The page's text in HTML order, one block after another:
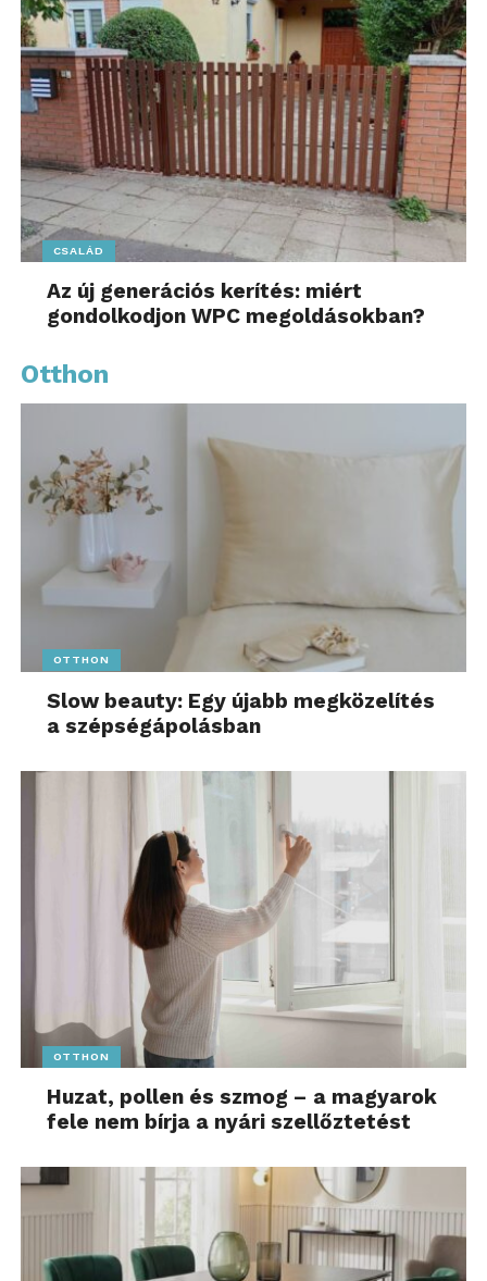
CSALÁD
Az új generációs kerítés: miért
gondolkodjon WPC megoldásokban?
Otthon
OTTHON
Slow beauty: Egy újabb megközelítés
a szépségápolásban
OTTHON
Huzat, pollen és szmog – a magyarok
fele nem bírja a nyári szellőztetést